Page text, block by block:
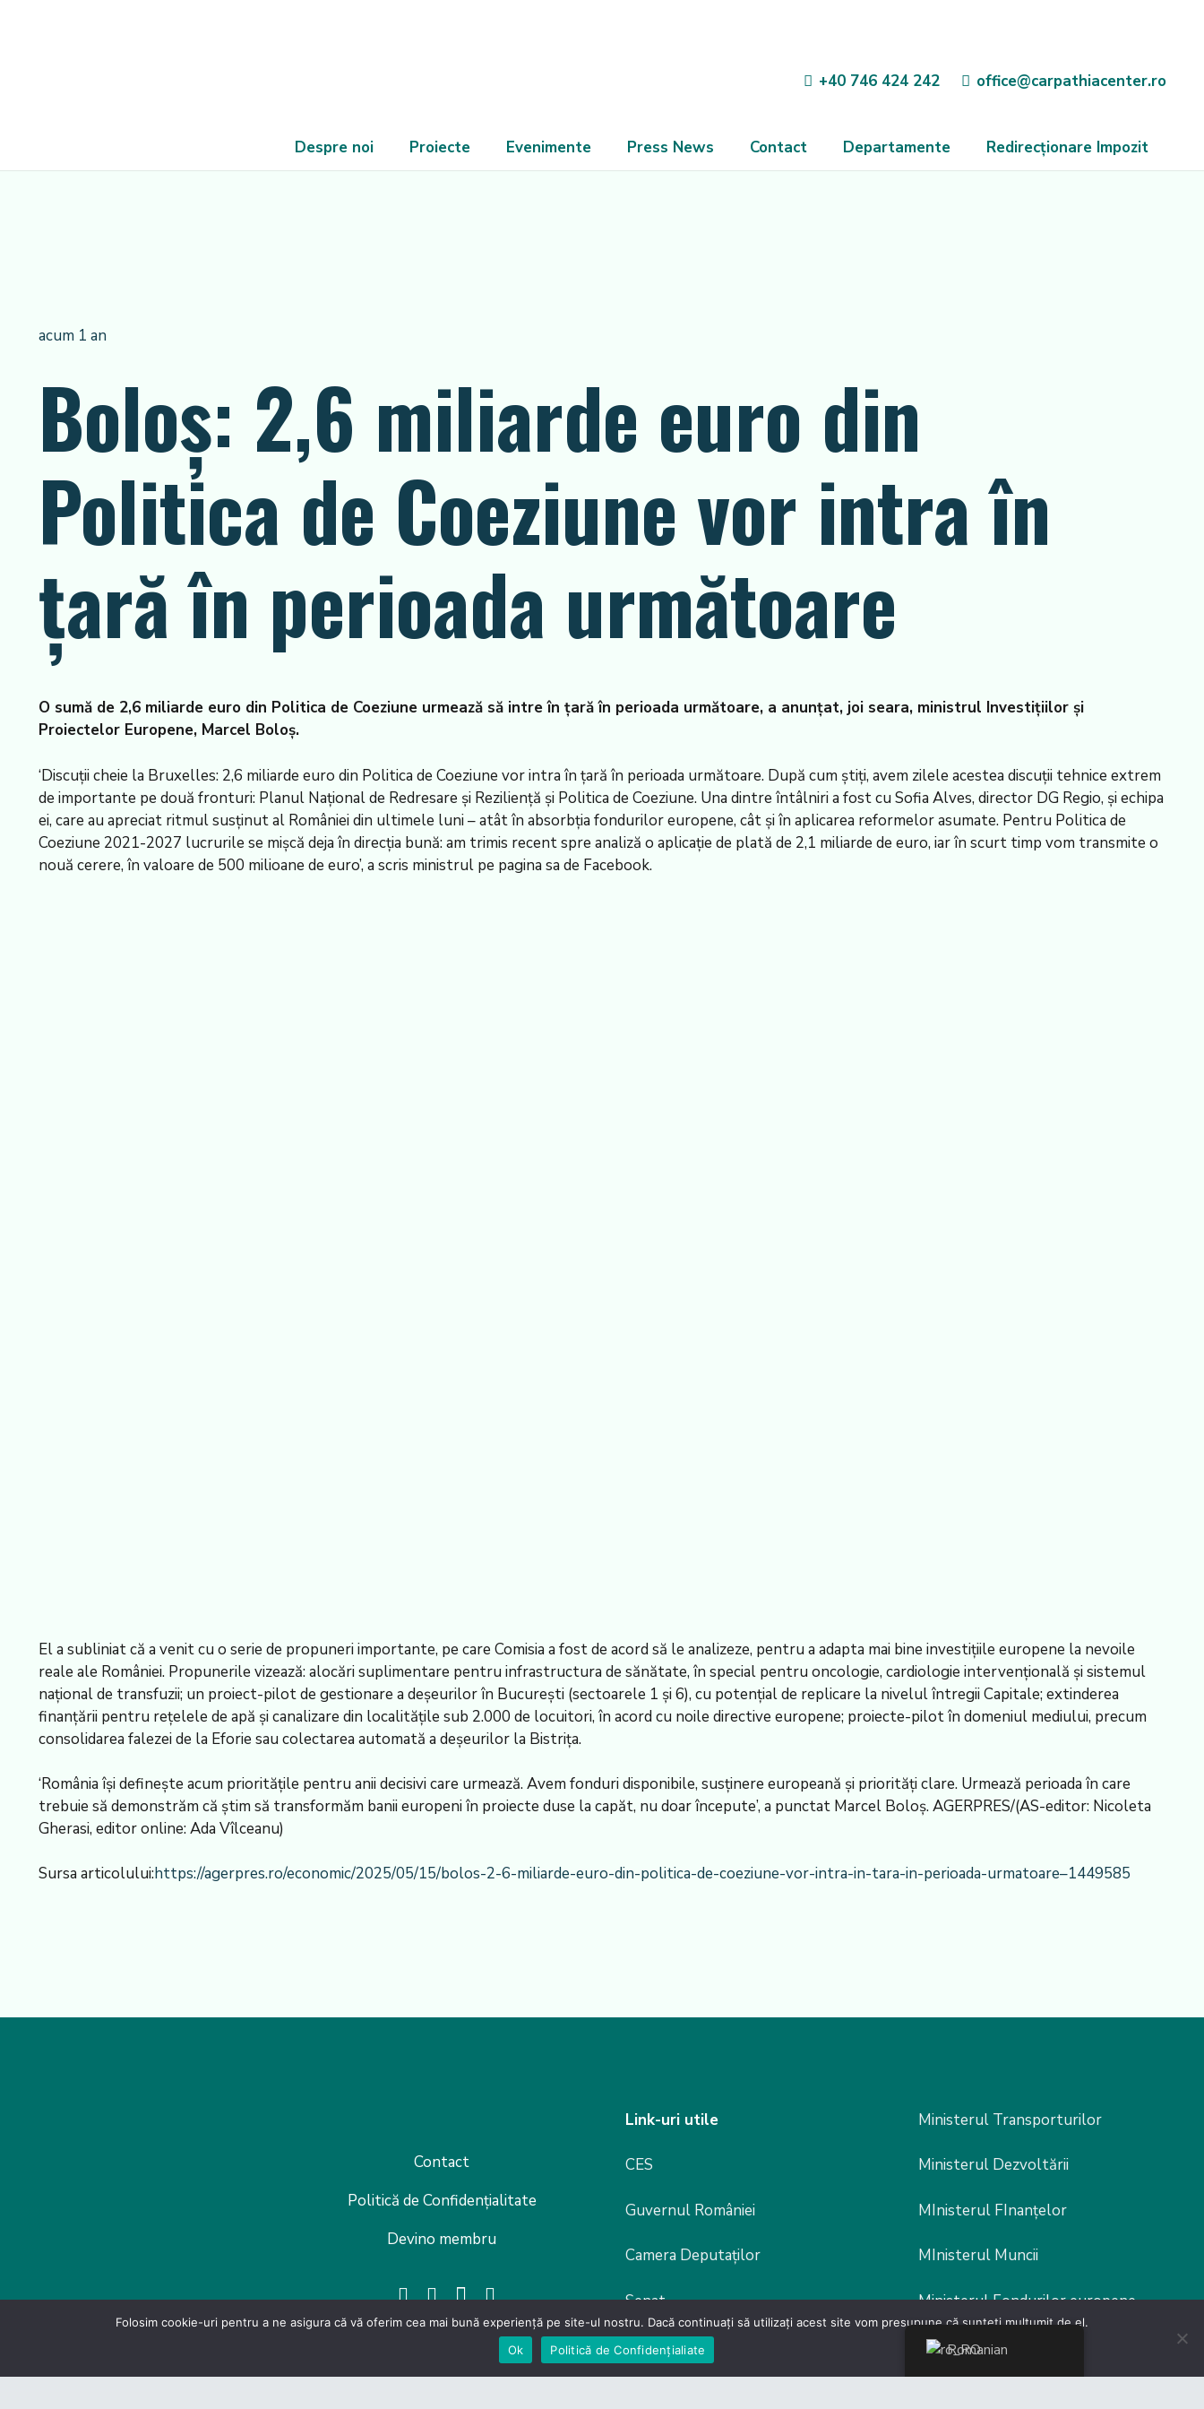
+40 746 424 242 office@carpathiacenter.ro
Despre noi Proiecte Evenimente Press News Contact Departamente Redirecționare Impozit
acum 1 an
Boloș: 2,6 miliarde euro din
Politica de Coeziune vor intra în
țară în perioada următoare
O sumă de 2,6 miliarde euro din Politica de Coeziune urmează să intre în țară în perioada următoare, a anunțat, joi seara, ministrul Investițiilor și
Proiectelor Europene, Marcel Boloș.
‘Discuții cheie la Bruxelles: 2,6 miliarde euro din Politica de Coeziune vor intra în țară în perioada următoare. După cum știți, avem zilele acestea discuții tehnice extrem
de importante pe două fronturi: Planul Național de Redresare și Reziliență și Politica de Coeziune. Una dintre întâlniri a fost cu Sofia Alves, director DG Regio, și echipa
ei, care au apreciat ritmul susținut al României din ultimele luni – atât în absorbția fondurilor europene, cât și în aplicarea reformelor asumate. Pentru Politica de
Coeziune 2021-2027 lucrurile se mișcă deja în direcția bună: am trimis recent spre analiză o aplicație de plată de 2,1 miliarde de euro, iar în scurt timp vom transmite o
nouă cerere, în valoare de 500 milioane de euro’, a scris ministrul pe pagina sa de Facebook.
El a subliniat că a venit cu o serie de propuneri importante, pe care Comisia a fost de acord să le analizeze, pentru a adapta mai bine investițiile europene la nevoile
reale ale României. Propunerile vizează: alocări suplimentare pentru infrastructura de sănătate, în special pentru oncologie, cardiologie intervențională și sistemul
național de transfuzii; un proiect-pilot de gestionare a deșeurilor în București (sectoarele 1 și 6), cu potențial de replicare la nivelul întregii Capitale; extinderea
finanțării pentru rețelele de apă și canalizare din localitățile sub 2.000 de locuitori, în acord cu noile directive europene; proiecte-pilot în domeniul mediului, precum
consolidarea falezei de la Eforie sau colectarea automată a deșeurilor la Bistrița.
‘România își definește acum prioritățile pentru anii decisivi care urmează. Avem fonduri disponibile, susținere europeană și priorități clare. Urmează perioada în care
trebuie să demonstrăm că știm să transformăm banii europeni în proiecte duse la capăt, nu doar începute’, a punctat Marcel Boloș. AGERPRES/(AS-editor: Nicoleta
Gherasi, editor online: Ada Vîlceanu)
Sursa articolului:https://agerpres.ro/economic/2025/05/15/bolos-2-6-miliarde-euro-din-politica-de-coeziune-vor-intra-in-tara-in-perioada-urmatoare–1449585
Contact
Politică de Confidențialitate
Devino membru
Link-uri utile
CES
Guvernul României
Camera Deputaților
Senat
Legislație
Ministerul Transporturilor
Ministerul Dezvoltării
MInisterul FInanțelor
MInisterul Muncii
Ministerul Fondurilor europene
Poliția Rutieră
Romanian
Folosim cookie-uri pentru a ne asigura că vă oferim cea mai bună experiență pe site-ul nostru. Dacă continuați să utilizați acest site vom presupune că sunteți mulțumit de el.
Ok
Politică de Confidențialiate